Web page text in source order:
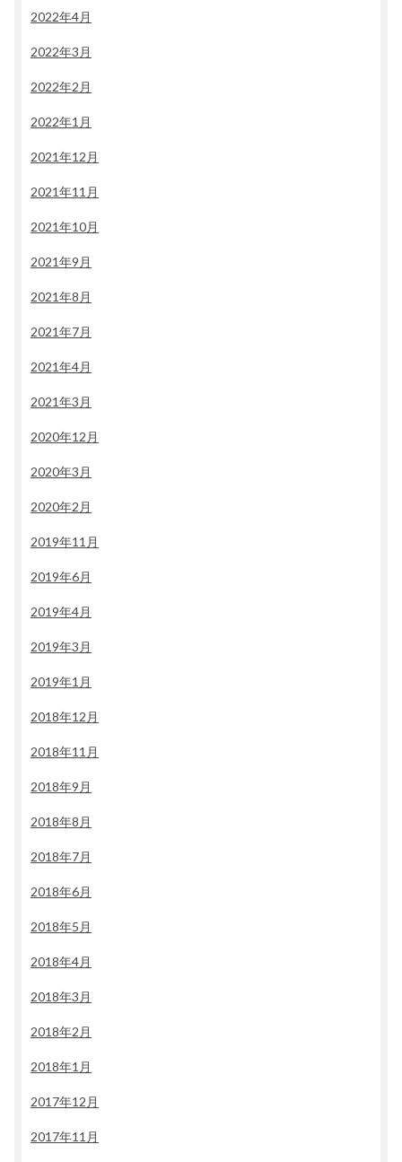
2022年4月
2022年3月
2022年2月
2022年1月
2021年12月
2021年11月
2021年10月
2021年9月
2021年8月
2021年7月
2021年4月
2021年3月
2020年12月
2020年3月
2020年2月
2019年11月
2019年6月
2019年4月
2019年3月
2019年1月
2018年12月
2018年11月
2018年9月
2018年8月
2018年7月
2018年6月
2018年5月
2018年4月
2018年3月
2018年2月
2018年1月
2017年12月
2017年11月